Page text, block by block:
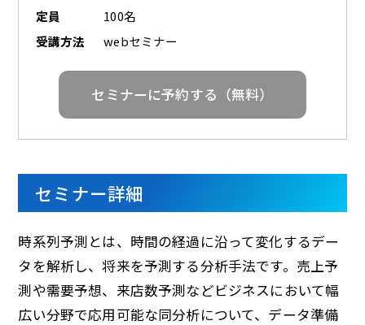
定員
100名
受講方法
webセミナー
セミナーに予約する（無料）
セミナー詳細
時系列予測とは、時間の経過に沿って変化するデー
タを解析し、将来を予測する分析手法です。売上予
測や需要予想、来店数予測などビジネスにおいて幅
広い分野で応用可能な同分析について、データ準備